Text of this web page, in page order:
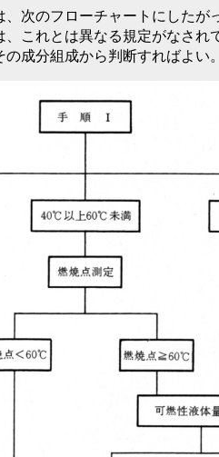
のフローチャートにしたが
これとは異なる規定がなされ
成分組成から判断すればよい。